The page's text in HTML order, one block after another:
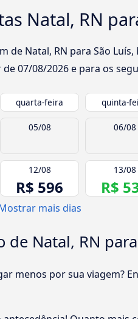
Natal, RN
Natal, RN para São
de07/08/2026e para os
quarta-feira quinta-
05/08 06/08
12/08
R$ 596
13/08
R$
mais dias
Natal, RN para
menos por sua viagem?